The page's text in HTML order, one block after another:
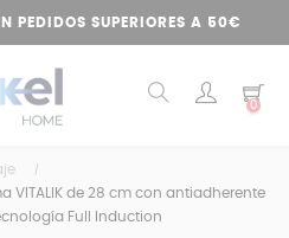
PEDIDOS SUPERIORES A 50€
0
VITALIK de 28 cm con antiadherente
Full Induction